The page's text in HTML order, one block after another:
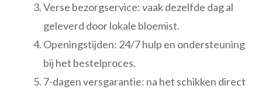
Verse bezorgservice: vaak dezelfde dag al
geleverd door lokale bloemist.
Openingstijden: 24/7 hulp en ondersteuning
bij het bestelproces.
7-dagen versgarantie: na het schikken direct